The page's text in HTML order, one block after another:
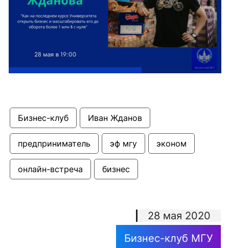
Бизнес-клуб Иван Жданов
предприниматель эф мгу эконом
онлайн-встреча бизнес
28 мая 2020
Бизнес-клуб МГУ